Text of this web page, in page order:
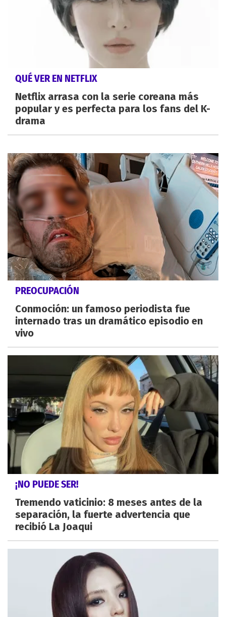
QUÉ VER EN NETFLIX
Netflix arrasa con la serie coreana más
popular y es perfecta para los fans del K-
drama
PREOCUPACIÓN
Conmoción: un famoso periodista fue
internado tras un dramático episodio en
vivo
¡NO PUEDE SER!
Tremendo vaticinio: 8 meses antes de la
separación, la fuerte advertencia que
recibió La Joaqui